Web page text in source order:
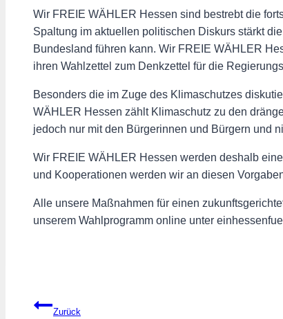
Wir FREIE WÄHLER Hessen sind bestrebt die
Spaltung im aktuellen politischen Diskurs stärkt
Bundesland führen kann. Wir FREIE WÄHLER
ihren Wahlzettel zum Denkzettel für die
Besonders die im Zuge des Klimaschutzes
WÄHLER Hessen zählt Klimaschutz zu den
jedoch nur mit den Bürgerinnen und Bürgern und
Wir FREIE WÄHLER Hessen werden deshalb
und Kooperationen werden wir an diesen
Alle unsere Maßnahmen für einen
unserem Wahlprogramm online unter
Beitragsnavigation
Zurück